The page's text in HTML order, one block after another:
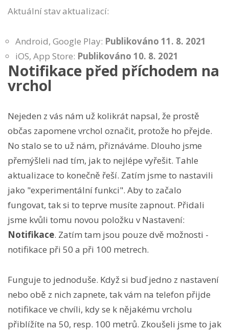
Aktuální stav aktualizací:
Android, Google Play: Publikováno 11. 8. 2021
iOS, App Store: Publikováno 10. 8. 2021
Notifikace před příchodem na
vrchol
Nejeden z vás nám už kolikrát napsal, že prostě
občas zapomene vrchol označit, protože ho přejde.
No stalo se to už nám, přiznáváme. Dlouho jsme
přemýšleli nad tím, jak to nejlépe vyřešit. Tahle
aktualizace to konečně řeší. Zatím jsme to nastavili
jako "experimentální funkci". Aby to začalo
fungovat, tak si to teprve musíte zapnout. Přidali
jsme kvůli tomu novou položku v Nastavení:
Notifikace. Zatím tam jsou pouze dvě možnosti -
notifikace při 50 a při 100 metrech.
Funguje to jednoduše. Když si buď jedno z nastavení
nebo obě z nich zapnete, tak vám na telefon přijde
notifikace ve chvíli, kdy se k nějakému vrcholu
přiblížíte na 50, resp. 100 metrů. Zkoušeli jsme to jak